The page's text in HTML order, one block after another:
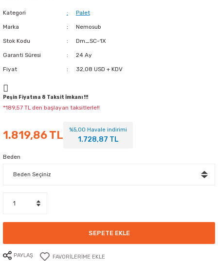
Kategori Palet
Marka Nemosub
Stok Kodu Dm_SC-1X
Garanti Süresi 24 Ay
Fiyat 32,08 USD + KDV
Peşin Fiyatına 8 Taksit İmkanı !!!
*189,57 TL den başlayan taksitlerle!!
1.819,86 TL %5,00 Havale indirimi
1.728,87 TL
Beden
SEPETE EKLE
PAYLAŞ